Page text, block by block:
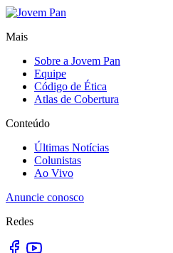
Mais
Sobre a Jovem Pan
Equipe
Código de Ética
Atlas de Cobertura
Conteúdo
Últimas Notícias
Colunistas
Ao Vivo
Anuncie conosco
Redes